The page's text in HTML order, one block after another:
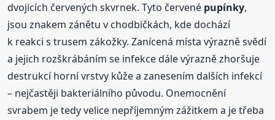
dvojicích červených skvrnek. Tyto červené pupínky,
jsou znakem zánětu v chodbičkách, kde dochází
k reakci s trusem zákožky. Zanícená místa výrazně svědí
a jejich rozškrábáním se infekce dále výrazně zhoršuje
destrukcí horní vrstvy kůže a zanesením dalších infekcí
– nejčastěji bakteriálního původu. Onemocnění
svrabem je tedy velice nepříjemným zážitkem a je třeba